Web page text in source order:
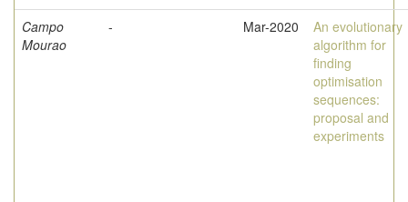
Campo
Mourao
- Mar-2020
An evolutionary
algorithm for
finding
optimisation
sequences:
proposal and
experiments